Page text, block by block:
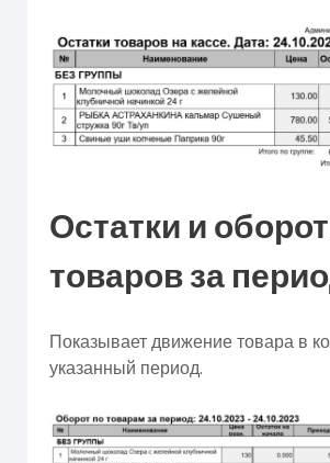
Остатки и
товаров за
Показывает движение товара в
указанный период.